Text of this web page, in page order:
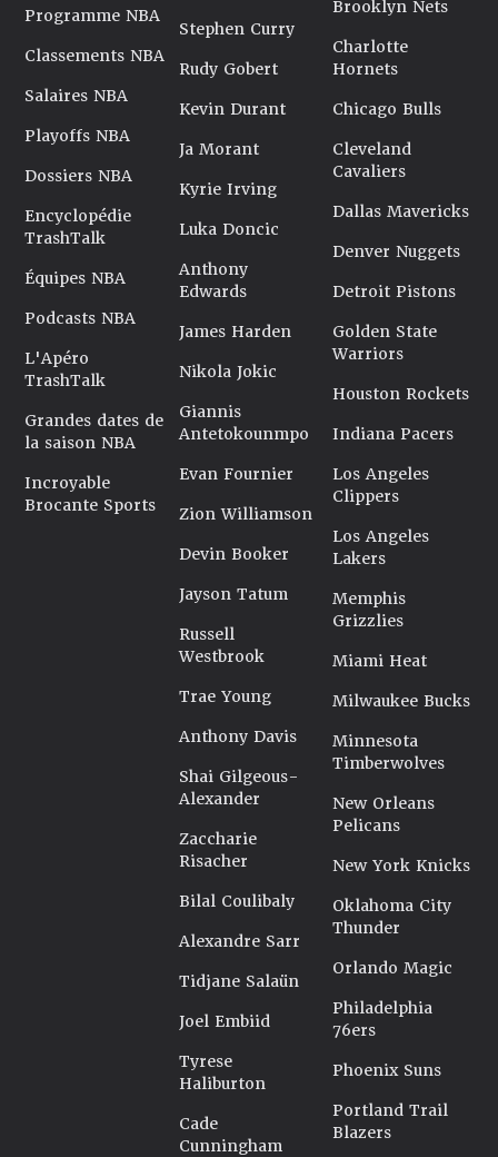
Programme NBA
Classements NBA
Salaires NBA
Playoffs NBA
Dossiers NBA
Encyclopédie
TrashTalk
Équipes NBA
Podcasts NBA
L'Apéro
TrashTalk
Grandes dates de
la saison NBA
Incroyable
Brocante Sports
Stephen Curry
Rudy Gobert
Kevin Durant
Ja Morant
Kyrie Irving
Luka Doncic
Anthony
Edwards
James Harden
Nikola Jokic
Giannis
Antetokounmpo
Evan Fournier
Zion Williamson
Devin Booker
Jayson Tatum
Russell
Westbrook
Trae Young
Anthony Davis
Shai Gilgeous-
Alexander
Zaccharie
Risacher
Bilal Coulibaly
Alexandre Sarr
Tidjane Salaün
Joel Embiid
Tyrese
Haliburton
Cade
Cunningham
Brooklyn Nets
Charlotte
Hornets
Chicago Bulls
Cleveland
Cavaliers
Dallas Mavericks
Denver Nuggets
Detroit Pistons
Golden State
Warriors
Houston Rockets
Indiana Pacers
Los Angeles
Clippers
Los Angeles
Lakers
Memphis
Grizzlies
Miami Heat
Milwaukee Bucks
Minnesota
Timberwolves
New Orleans
Pelicans
New York Knicks
Oklahoma City
Thunder
Orlando Magic
Philadelphia
76ers
Phoenix Suns
Portland Trail
Blazers